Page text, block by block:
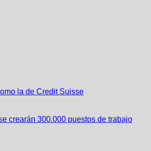
la de Credit Suisse
crearán 300.000 puestos de trabajo